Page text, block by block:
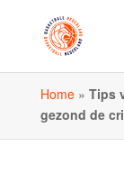
Home» Tips
gezond de